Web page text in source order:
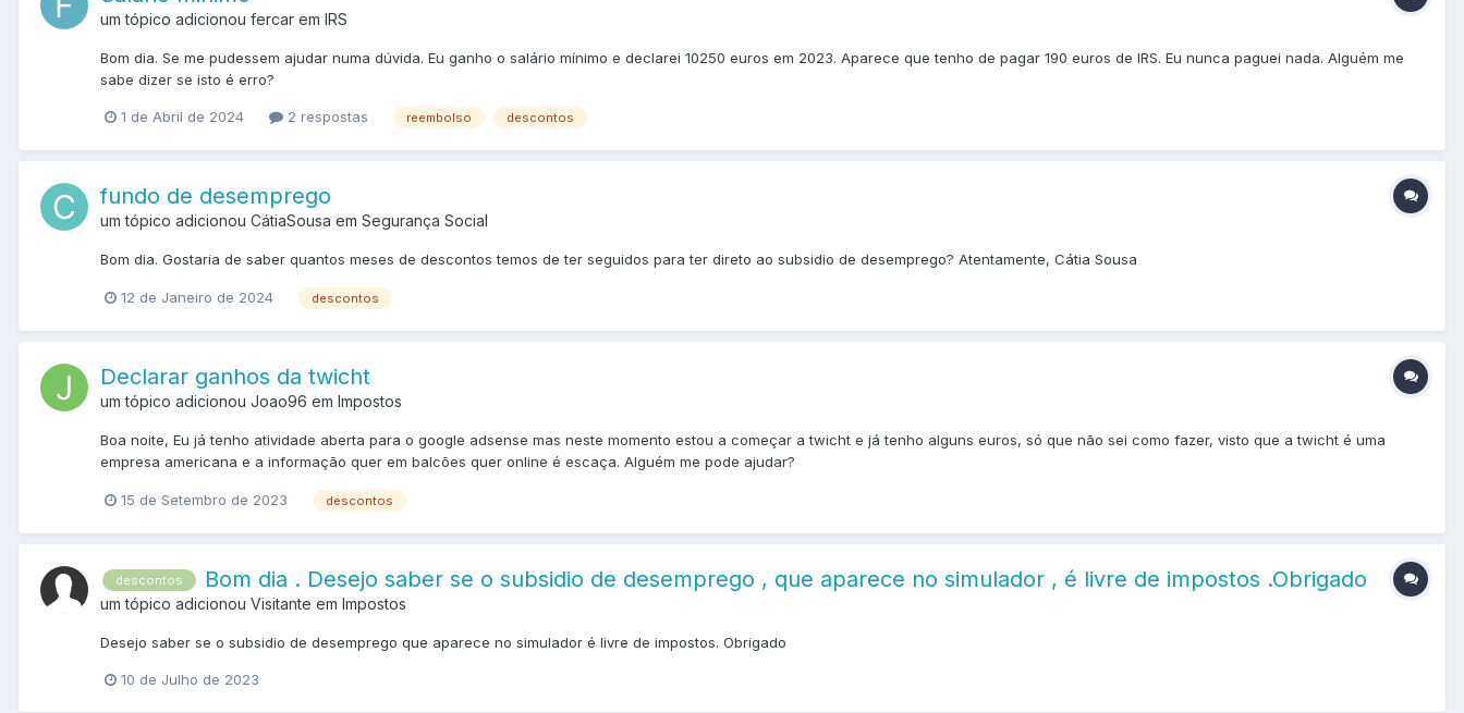
um tópico adicionou fercar em IRS
Bom dia. Se me pudessem ajudar numa dúvida. Eu ganho o salário mínimo e declarei 10250 euros em 2023. Aparece que tenho de pagar 190 euros de IRS. Eu nunca paguei nada. Alguém me
sabe dizer se isto é erro?
1 de Abril de 2024 2 respostas reembolso descontos
fundo de desemprego
um tópico adicionou CátiaSousa em Segurança Social
Bom dia. Gostaria de saber quantos meses de descontos temos de ter seguidos para ter direto ao subsidio de desemprego? Atentamente, Cátia Sousa
12 de Janeiro de 2024 descontos
Declarar ganhos da twicht
um tópico adicionou Joao96 em Impostos
Boa noite, Eu já tenho atividade aberta para o google adsense mas neste momento estou a começar a twicht e já tenho alguns euros, só que não sei como fazer, visto que a twicht é uma
empresa americana e a informação quer em balcões quer online é escaça. Alguém me pode ajudar?
15 de Setembro de 2023 descontos
descontos Bom dia . Desejo saber se o subsidio de desemprego , que aparece no simulador , é livre de impostos .Obrigado
um tópico adicionou Visitante em Impostos
Desejo saber se o subsidio de desemprego que aparece no simulador é livre de impostos. Obrigado
10 de Julho de 2023